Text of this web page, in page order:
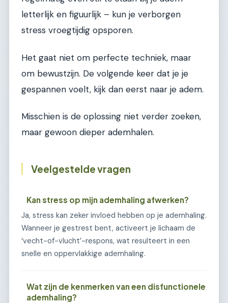
letterlijk en figuurlijk – kun je verborgen
stress vroegtijdig opsporen.
Het gaat niet om perfecte techniek, maar
om bewustzijn. De volgende keer dat je je
gespannen voelt, kijk dan eerst naar je adem.
Misschien is de oplossing niet verder zoeken,
maar gewoon dieper ademhalen.
Veelgestelde vragen
Kan stress op mijn ademhaling afwerken?
Ja, stress kan zeker invloed hebben op je ademhaling.
Wanneer je gestrest bent, activeert je lichaam de
‘vecht-of-vlucht’-respons, wat resulteert in een
snelle en oppervlakkige ademhaling.
Wat zijn de kenmerken van een disfunctionele
ademhaling?